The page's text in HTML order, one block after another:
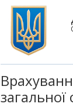
загальної